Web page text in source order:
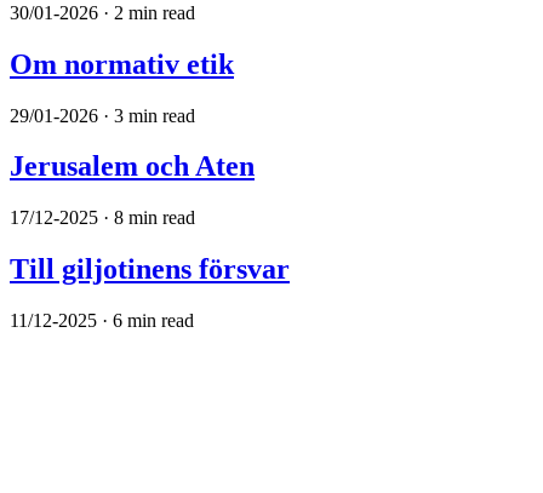
30/01-2026 · 2 min read
Om normativ etik
29/01-2026 · 3 min read
Jerusalem och Aten
17/12-2025 · 8 min read
Till giljotinens försvar
11/12-2025 · 6 min read